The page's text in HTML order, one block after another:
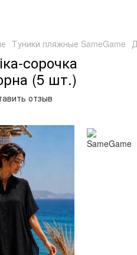
Туники пляжные SameGame
сорочка
(5 шт.)
отзыв